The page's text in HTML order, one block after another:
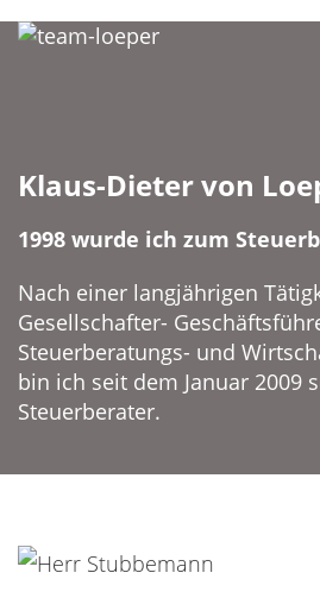
Klaus-Dieter von
1998 wurde ich zum
Nach einer langjährigen
Gesellschafter-
Steuerberatungs- und
bin ich seit dem Januar 2009
Steuerberater.